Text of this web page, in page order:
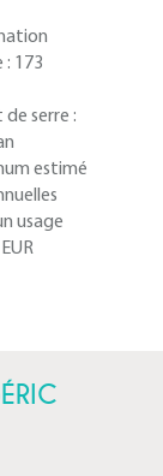
: 173
de serre :
estimé
usage